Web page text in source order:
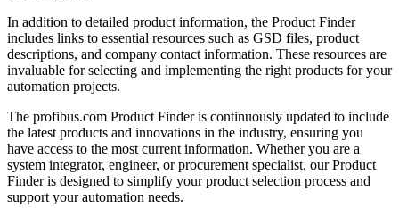
In addition to detailed product information, the Product Finder
includes links to essential resources such as GSD files, product
descriptions, and company contact information. These resources are
invaluable for selecting and implementing the right products for your
automation projects.
The profibus.com Product Finder is continuously updated to include
the latest products and innovations in the industry, ensuring you
have access to the most current information. Whether you are a
system integrator, engineer, or procurement specialist, our Product
Finder is designed to simplify your product selection process and
support your automation needs.